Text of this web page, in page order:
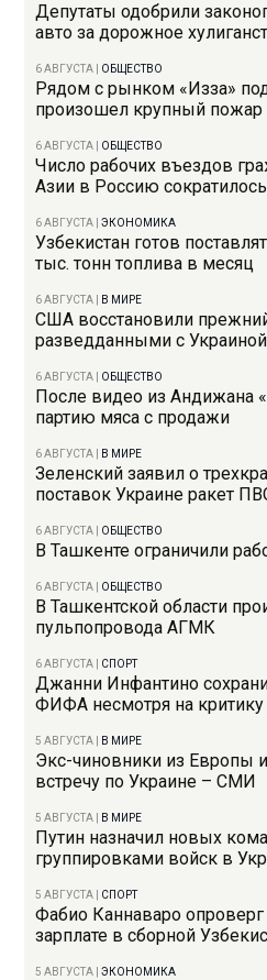
Депутаты одобрили
авто за дорожное
6 АВГУСТА ОБЩЕСТВО
Рядом с рынком «Изза»
произошел крупный пожар
6 АВГУСТА ОБЩЕСТВО
Число рабочих въездов
Азии в Россию
6 АВГУСТА |ЭКОНОМИКА
Узбекистан готов
тыс. тонн топлива в месяц
6 АВГУСТА В МИРЕ
США восстановили
разведданными с Украиной
6 АВГУСТА ОБЩЕСТВО
После видео из Андижана
партию мяса с продажи
6 АВГУСТА В МИРЕ
Зеленский заявил о
поставок Украине ракет
6 АВГУСТА ОБЩЕСТВО
В Ташкенте ограничили
6 АВГУСТА ОБЩЕСТВО
В Ташкентской области
пульпопровода АГМК
6 АВГУСТА СПОРТ
Джанни Инфантино
ФИФА несмотря на критику
5 АВГУСТА В МИРЕ
Экс-чиновники из Европы
встречу по Украине – СМИ
5 АВГУСТА В МИРЕ
Путин назначил новых
группировками войск в
5 АВГУСТА СПОРТ
Фабио Каннаваро опроверг
зарплате в сборной
5 АВГУСТА |ЭКОНОМИКА